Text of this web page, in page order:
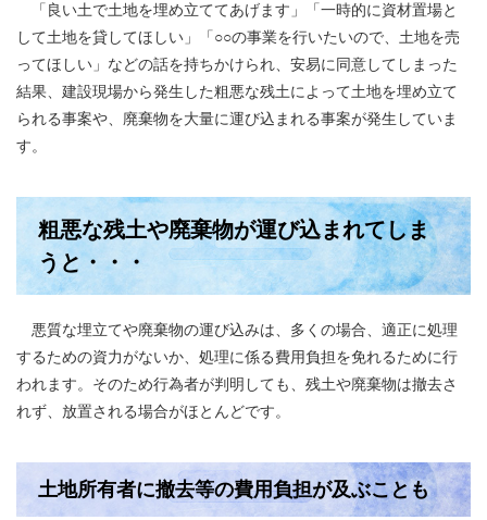
「良い土で土地を埋め立ててあげます」「一時的に資材置場と
して土地を貸してほしい」「○○の事業を行いたいので、土地を売
ってほしい」などの話を持ちかけられ、安易に同意してしまった
結果、建設現場から発生した粗悪な残土によって土地を埋め立て
られる事案や、廃棄物を大量に運び込まれる事案が発生していま
す。
粗悪な残土や廃棄物が運び込まれてしま
うと・・・
悪質な埋立てや廃棄物の運び込みは、多くの場合、適正に処理
するための資力がないか、処理に係る費用負担を免れるために行
われます。そのため行為者が判明しても、残土や廃棄物は撤去さ
れず、放置される場合がほとんどです。
土地所有者に撤去等の費用負担が及ぶことも